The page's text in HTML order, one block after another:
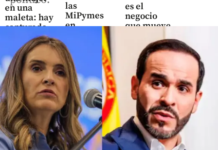
en una
maleta: hay
capturado
las
MiPymes
en
Colombia,
pero
pierden
poder
cuando
las
empresas
crecen
es el
negocio
que mueve
millones
en el
Oriente
antioqueño
share